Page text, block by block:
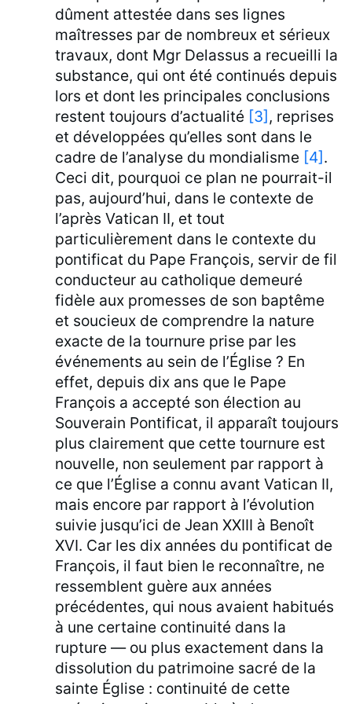
dûment attestée dans ses lignes
maîtresses par de nombreux et sérieux
travaux, dont Mgr Delassus a recueilli la
substance, qui ont été continués depuis
lors et dont les principales conclusions
restent toujours d’actualité [3], reprises
et développées qu’elles sont dans le
cadre de l’analyse du mondialisme [4].
Ceci dit, pourquoi ce plan ne pourrait-il
pas, aujourd’hui, dans le contexte de
l’après Vatican II, et tout
particulièrement dans le contexte du
pontificat du Pape François, servir de fil
conducteur au catholique demeuré
fidèle aux promesses de son baptême
et soucieux de comprendre la nature
exacte de la tournure prise par les
événements au sein de l’Église ? En
effet, depuis dix ans que le Pape
François a accepté son élection au
Souverain Pontificat, il apparaît toujours
plus clairement que cette tournure est
nouvelle, non seulement par rapport à
ce que l’Église a connu avant Vatican II,
mais encore par rapport à l’évolution
suivie jusqu’ici de Jean XXIII à Benoît
XVI. Car les dix années du pontificat de
François, il faut bien le reconnaître, ne
ressemblent guère aux années
précédentes, qui nous avaient habitués
à une certaine continuité dans la
rupture — ou plus exactement dans la
dissolution du patrimoine sacré de la
sainte Église : continuité de cette